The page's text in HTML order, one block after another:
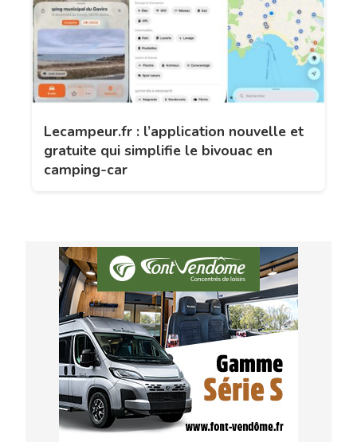
Lecampeur.fr : l’application nouvelle et
gratuite qui simplifie le bivouac en
camping-car